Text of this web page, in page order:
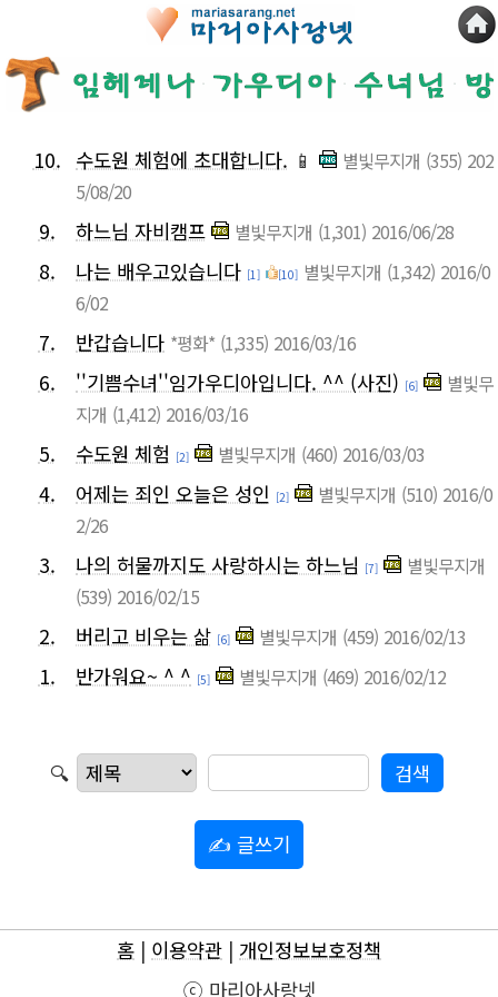
10. 수도원 체험에 초대합니다. 📱 별빛무지개 (355) 202
5/08/20
9. 하느님 자비캠프 별빛무지개 (1,301) 2016/06/28
8. 나는 배우고있습니다 [1] [10] 별빛무지개 (1,342) 2016/0
6/02
7. 반갑습니다 *평화* (1,335) 2016/03/16
6. ''기쁨수녀''임가우디아입니다. ^^ (사진) [6]
별빛무
지개 (1,412) 2016/03/16
5. 수도원 체험 [2] 별빛무지개 (460) 2016/03/03
4. 어제는 죄인 오늘은 성인 [2] 별빛무지개 (510) 2016/0
2/26
3. 나의 허물까지도 사랑하시는 하느님 [7]
별빛무지개
(539) 2016/02/15
2. 버리고 비우는 삶 [6] 별빛무지개 (459) 2016/02/13
1. 반가워요~ ^ ^ [5] 별빛무지개 (469) 2016/02/12
🔍
✍ 글쓰기
홈 | 이용약관 | 개인정보보호정책
ⓒ 마리아사랑넷